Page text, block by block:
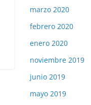
marzo 2020
febrero 2020
enero 2020
noviembre 2019
junio 2019
mayo 2019